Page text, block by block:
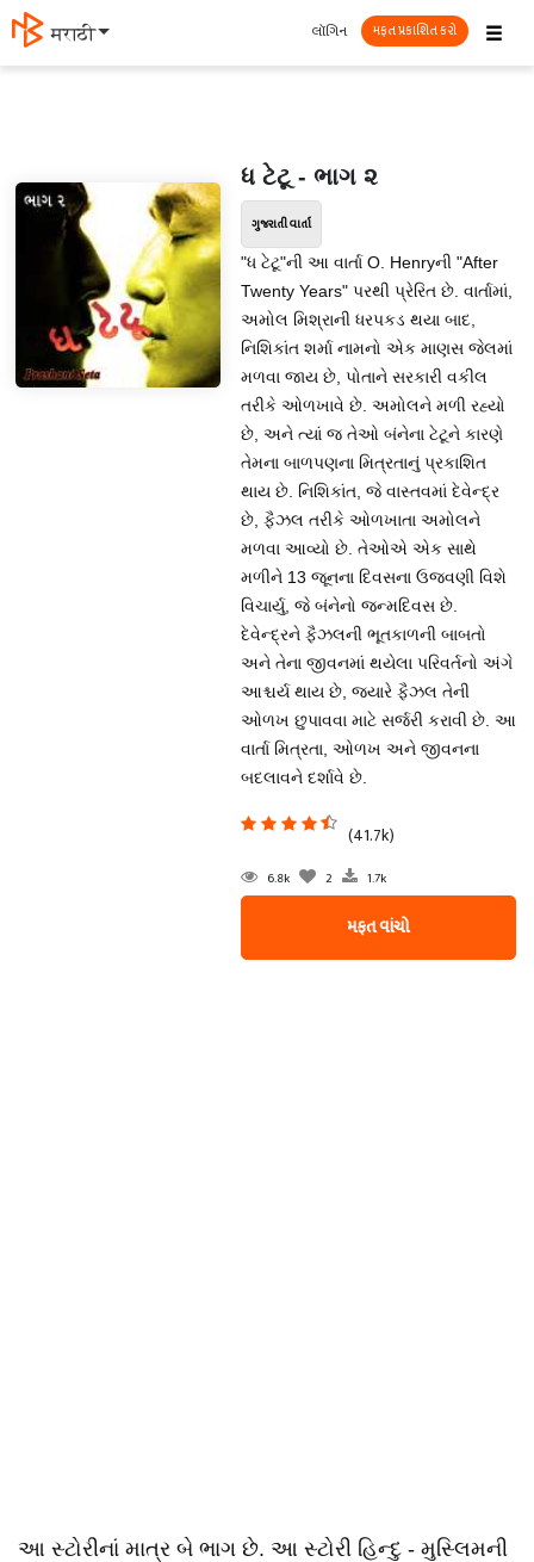
मराठी ☰
લૉગિન મફત પ્રકાશિત કરો
ધ ટેટૂ - ભાગ ૨
ગુજરાતી વાર્તા
"ધ ટેટૂ"ની આ વાર્તા O. Henryની "After
Twenty Years" પરથી પ્રેરિત છે. વાર્તામાં,
અમોલ મિશ્રાની ધરપકડ થયા બાદ,
નિશિકાંત શર્મા નામનો એક માણસ જેલમાં
મળવા જાય છે, પોતાને સરકારી વકીલ
તરીકે ઓળખાવે છે. અમોલને મળી રહ્યો
છે, અને ત્યાં જ તેઓ બંનેના ટેટૂને કારણે
તેમના બાળપણના મિત્રતાનું પ્રકાશિત
થાય છે. નિશિકાંત, જે વાસ્તવમાં દેવેન્દ્ર
છે, ફૈઝલ તરીકે ઓળખાતા અમોલને
મળવા આવ્યો છે. તેઓએ એક સાથે
મળીને 13 જૂનના દિવસના ઉજવણી વિશે
વિચાર્યુ, જે બંનેનો જન્મદિવસ છે.
દેવેન્દ્રને ફૈઝલની ભૂતકાળની બાબતો
અને તેના જીવનમાં થયેલા પરિવર્તનો અંગે
આશ્ચર્ય થાય છે, જ્યારે ફૈઝલ તેની
ઓળખ છુપાવવા માટે સર્જરી કરાવી છે. આ
વાર્તા મિત્રતા, ઓળખ અને જીવનના
બદલાવને દર્શાવે છે.
(41.7k)
6.8k 2 1.7k
મફત વાંચો
આ સ્ટોરીનાં માત્ર બે ભાગ છે. આ સ્ટોરી હિન્દુ - મુસ્લિમની